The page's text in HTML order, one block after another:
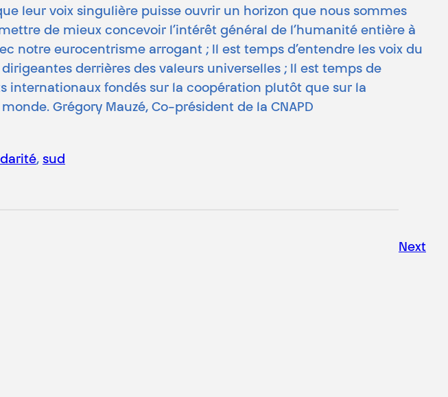
leur voix singulière puisse ouvrir un horizon que nous sommes
de mieux concevoir l’intérêt général de l’humanité entière à
notre eurocentrisme arrogant ; Il est temps d’entendre les voix du
derrières des valeurs universelles ; Il est temps de
internationaux fondés sur la coopération plutôt que sur la
Grégory Mauzé, Co-président de la CNAPD
, sud
Next